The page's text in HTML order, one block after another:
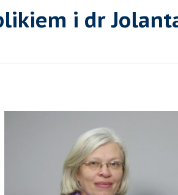
i dr